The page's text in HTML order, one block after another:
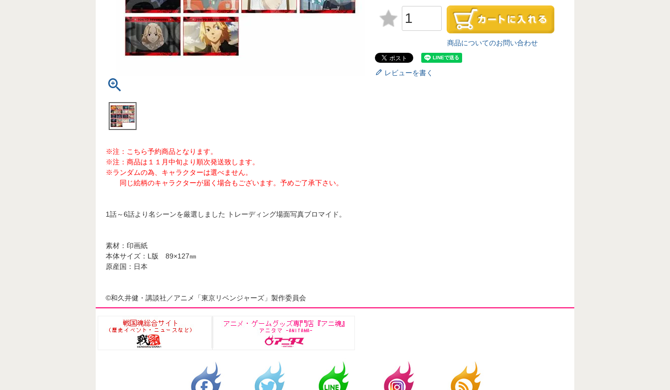
※注：こちら予約商品となります。
※注：商品は１１月中旬より順次発送致します。
※ランダムの為、キャラクターは選べません。
同じ絵柄のキャラクターが届く場合もございます。予めご了承下さい。
1話～6話より名シーンを厳選しました トレーディング場面写真ブロマイド。
素材：印画紙
本体サイズ：L版 89×127㎜
原産国：日本
©和久井健・講談社／アニメ「東京リベンジャーズ」製作委員会
商品についてのお問い合わせ
レビューを書く